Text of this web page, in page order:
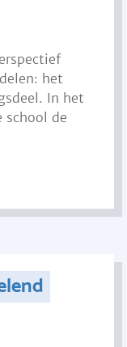
het
In het
school de